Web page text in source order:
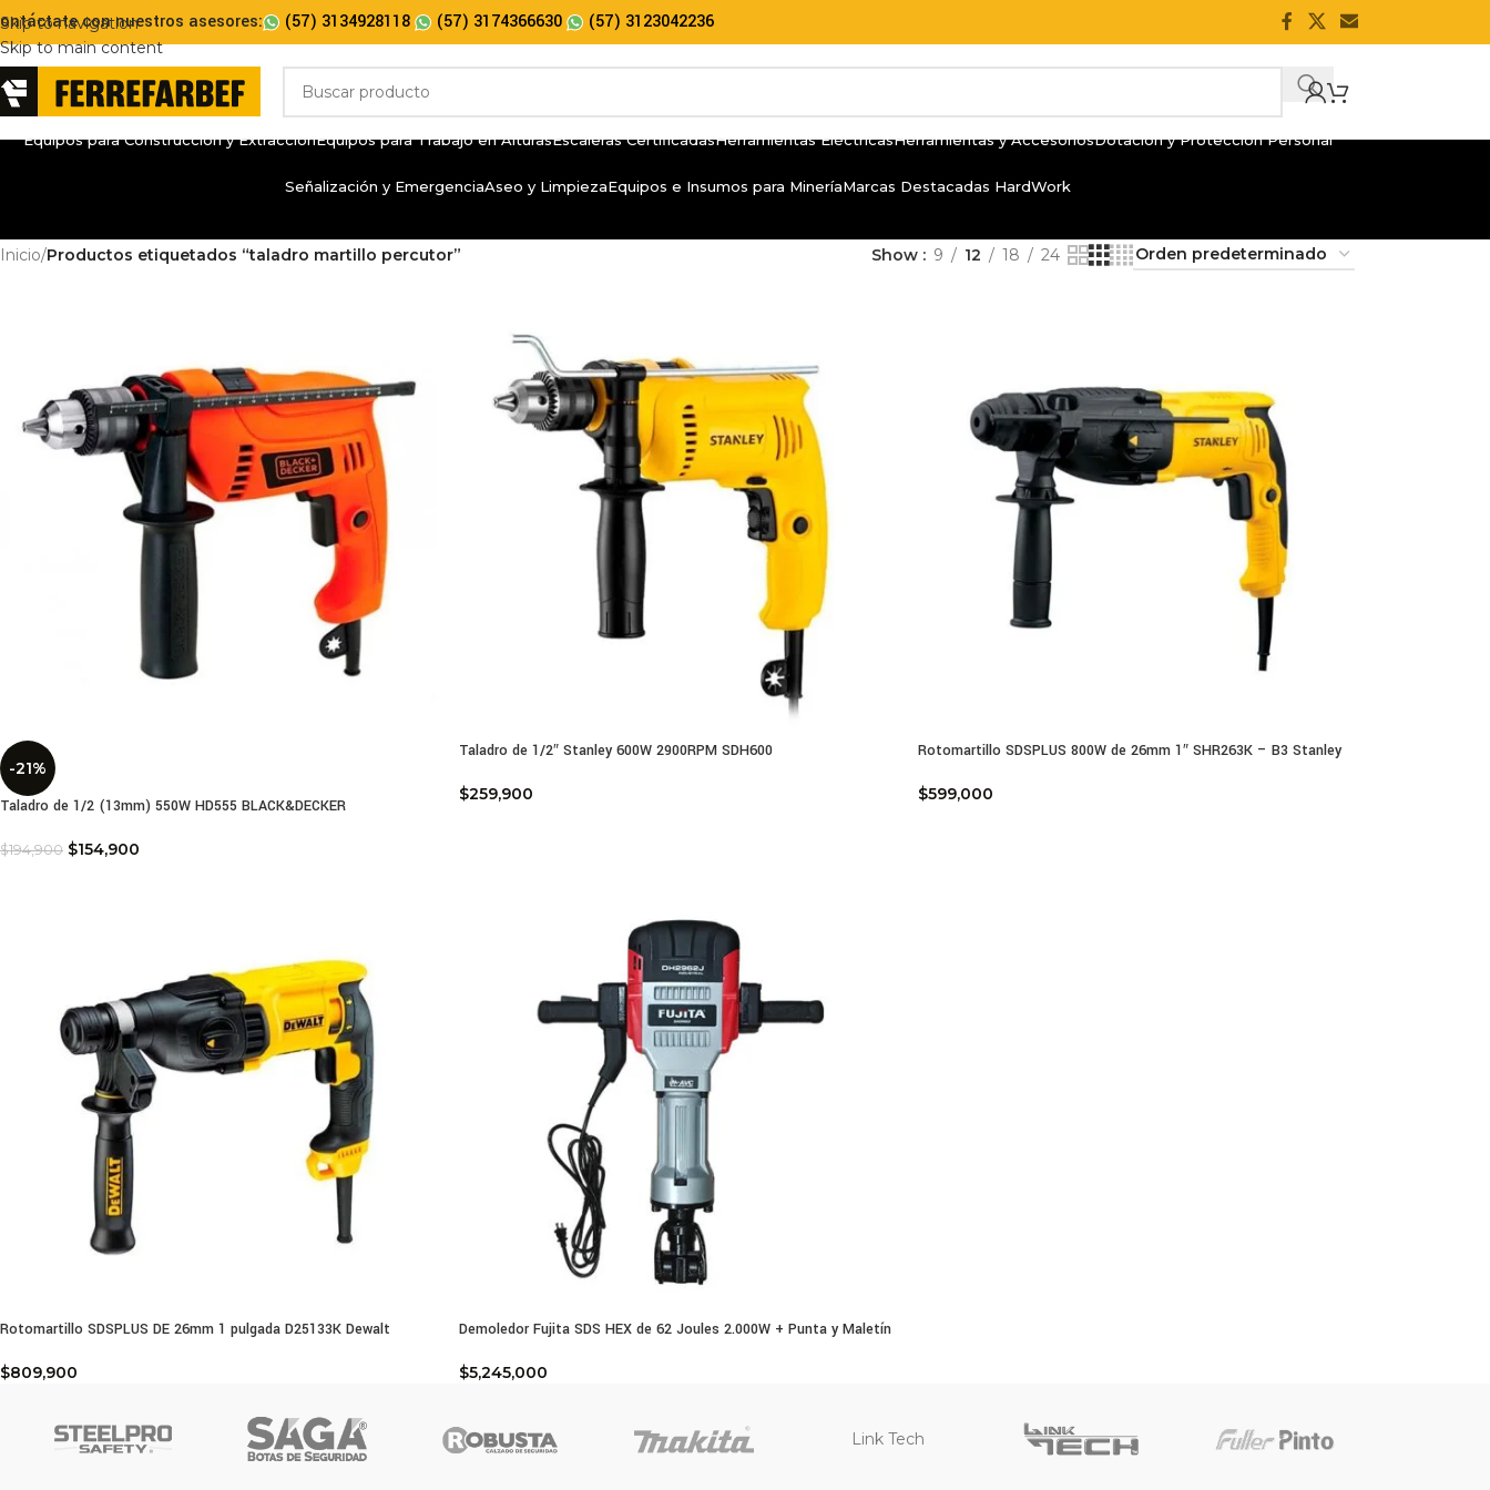
Skip to navigation
Skip to main content
con nuestros asesores: (57) 3134928118 (57) 3174366630 (57) 3123042236
Equipos para Construcción y ExtracciónEquipos para Trabajo en AlturasEscaleras CertificadasHerramientas EléctricasHerramientas y AccesoriosDotación y Protección Personal
Señalización y EmergenciaAseo y LimpiezaEquipos e Insumos para MineríaMarcas Destacadas HardWork
Inicio/Productos etiquetados “taladro martillo percutor” Show 9 12 18 24
-21%
Taladro de 1/2 (13mm) 550W HD555 BLACK&DECKER
$194,900 $154,900
Taladro de 1/2″ Stanley 600W 2900RPM SDH600
$259,900
Rotomartillo SDSPLUS 800W de 26mm 1″ SHR263K – B3 Stanley
$599,000
Rotomartillo SDSPLUS DE 26mm 1 pulgada D25133K Dewalt
$809,900
Demoledor Fujita SDS HEX de 62 Joules 2.000W + Punta y Maletín
$5,245,000
Link Tech